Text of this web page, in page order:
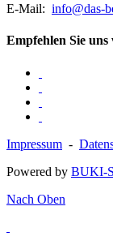
E-Mail: info@das-
Empfehlen Sie uns
Impressum -
Powered by BUKI-
Nach Oben